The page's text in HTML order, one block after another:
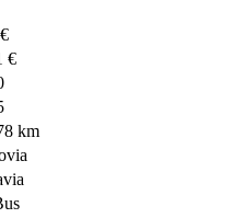
€
km